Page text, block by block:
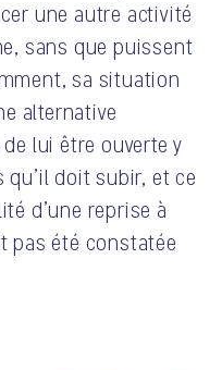
une autre activité
sans que puissent
sa situation
alternative
lui être ouverte y
doit subir, et ce
d’une reprise à
pas été constatée